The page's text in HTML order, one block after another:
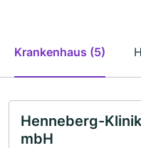
Krankenhaus (5)
Henneberg-
mbH